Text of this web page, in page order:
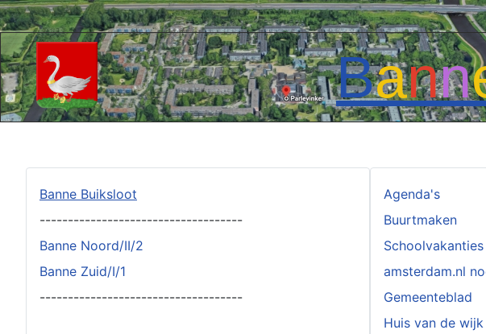
Bann
Banne Buiksloot
------------------------------------
Banne Noord/II/2
Banne Zuid/I/1
------------------------------------
Agenda's
Buurtmaken
Schoolvakanties
amsterdam.nl
Gemeenteblad
Huis van de wijk